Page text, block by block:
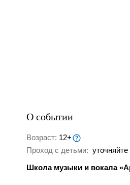
О событии
Возраст: 12+
Проход с детьми:
Школа музыки и вокала